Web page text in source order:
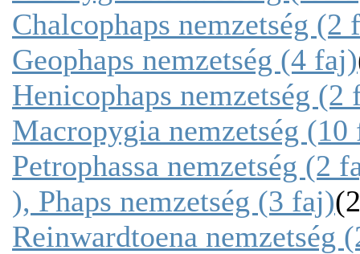
Chalcophaps nemzetség (2
Geophaps nemzetség (4 faj)
Henicophaps nemzetség (2
Macropygia nemzetség (10
Petrophassa nemzetség (2
), Phaps nemzetség (3 faj)
Reinwardtoena nemzetség